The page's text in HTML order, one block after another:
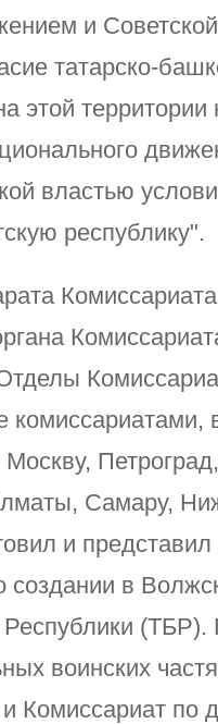
и
татарско-
этой
властью
республику".
Москву,
Самару,
и
создании в
воинских
Комиссариат по